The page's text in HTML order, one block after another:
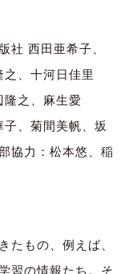
社 西田亜希子、
、十河日佳里
之、麻生愛
、菊間美帆、坂
協力：松本悠、稲
たもの、例えば、
習の情報たち。そ